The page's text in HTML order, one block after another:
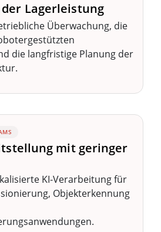
Lagerleistung
Überwachung, die
die langfristige Planung der
mit geringer
KI-Verarbeitung für
Objekterkennung